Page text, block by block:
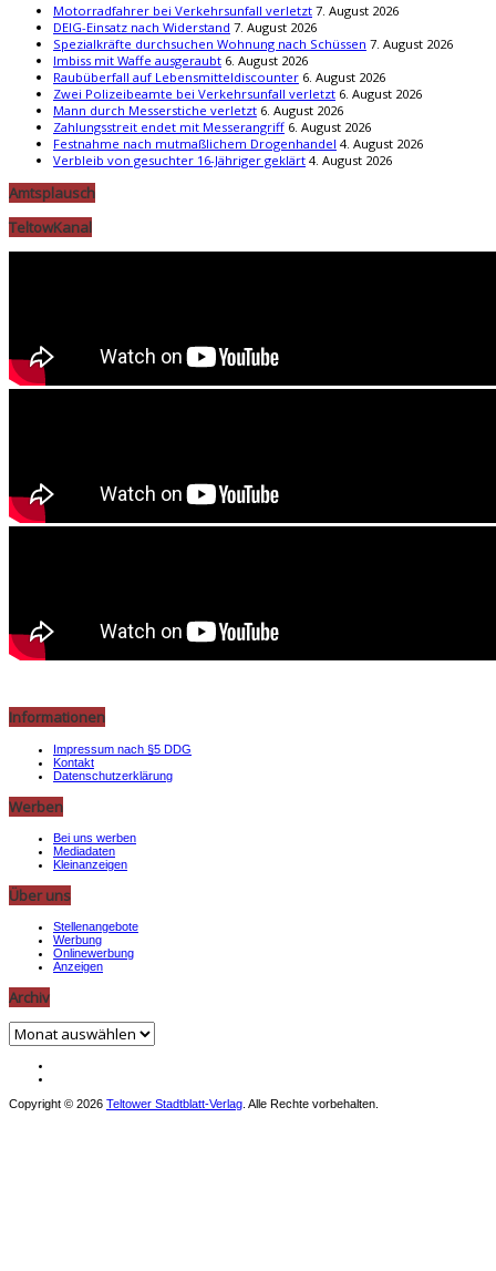
Motorradfahrer bei Verkehrsunfall verletzt 7. August 2026
DEIG-Einsatz nach Widerstand 7. August 2026
Spezialkräfte durchsuchen Wohnung nach Schüssen 7. August 2026
Imbiss mit Waffe ausgeraubt 6. August 2026
Raubüberfall auf Lebensmitteldiscounter 6. August 2026
Zwei Polizeibeamte bei Verkehrsunfall verletzt 6. August 2026
Mann durch Messerstiche verletzt 6. August 2026
Zahlungsstreit endet mit Messerangriff 6. August 2026
Festnahme nach mutmaßlichem Drogenhandel 4. August 2026
Verbleib von gesuchter 16-Jähriger geklärt 4. August 2026
Amtsplausch
TeltowKanal
Informationen
Impressum nach §5 DDG
Kontakt
Datenschutzerklärung
Werben
Bei uns werben
Mediadaten
Kleinanzeigen
Über uns
Stellenangebote
Werbung
Onlinewerbung
Anzeigen
Archiv
Archiv
Copyright © 2026 Teltower Stadtblatt-Verlag. Alle Rechte vorbehalten.